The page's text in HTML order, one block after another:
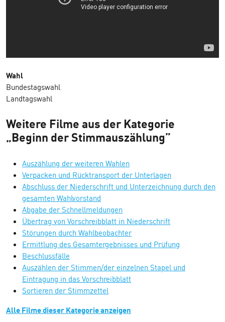
Wahl
Bundestagswahl
Landtagswahl
Weitere Filme aus der Kategorie
„Beginn der Stimmauszählung”
Auszählung der weiteren Wahlen
Verpacken und Rücktransport der Unterlagen
Abschluss der Niederschrift und Unterzeichnung durch den
gesamten Wahlvorstand
Abgabe der Schnellmeldungen
Übertrag von Vorschreibblatt in Niederschrift
Störungen durch Wahlbeobachter
Ermittlung des Gesamtergebnisses und Prüfung
Beschlussfälle
Auszählen der Stimmen/der einzelnen Stapel und
Eintragung in das Vorschreibblatt
Sortieren der Stimmzettel
Alle Filme dieser Kategorie anzeigen